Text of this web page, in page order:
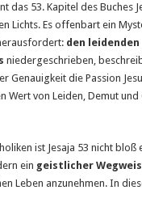
das 53. Kapitel des Buches
Lichts. Es offenbart ein
den leidenden
niedergeschrieben,
Genauigkeit die Passion
Wert von Leiden, Demut und
ist Jesaja 53 nicht bloß
ein geistlicher
Leben anzunehmen. In